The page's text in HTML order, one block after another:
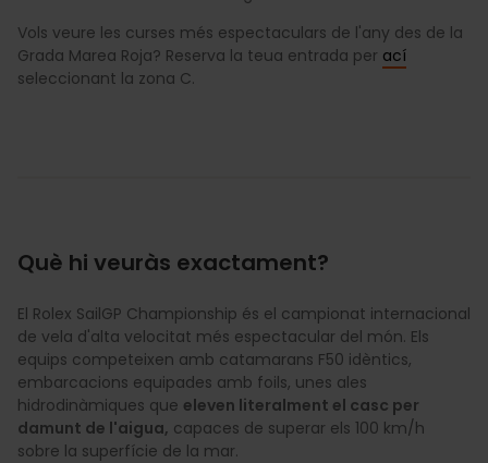
Vols veure les curses més espectaculars de l'any des de la
Grada Marea Roja? Reserva la teua entrada per ací
seleccionant la zona C.
Què hi veuràs exactament?
El Rolex SailGP Championship és el campionat internacional
de vela d'alta velocitat més espectacular del món. Els
equips competeixen amb catamarans F50 idèntics,
embarcacions equipades amb foils, unes ales
hidrodinàmiques que eleven literalment el casc per
damunt de l'aigua, capaces de superar els 100 km/h
sobre la superfície de la mar.